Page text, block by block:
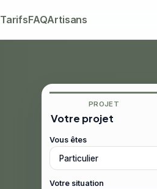
TarifsFAQArtisans
PROJET
Votre projet
Vous êtes
Votre situation